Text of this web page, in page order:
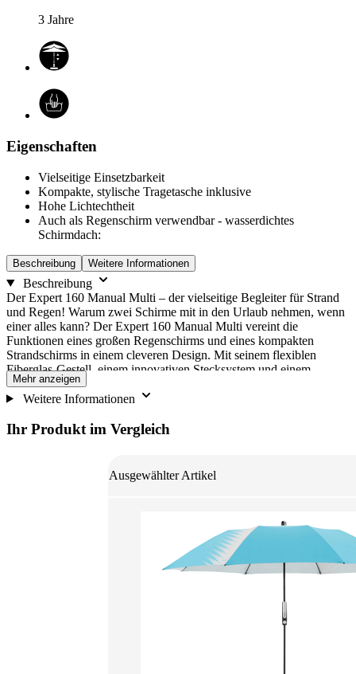
3 Jahre
Eigenschaften
Vielseitige Einsetzbarkeit
Kompakte, stylische Tragetasche inklusive
Hohe Lichtechtheit
Auch als Regenschirm verwendbar - wasserdichtes
Schirmdach:
Beschreibung Weitere Informationen
Beschreibung
Der Expert 160 Manual Multi – der vielseitige Begleiter für Strand
und Regen! Warum zwei Schirme mit in den Urlaub nehmen, wenn
einer alles kann? Der Expert 160 Manual Multi vereint die
Funktionen eines großen Regenschirms und eines kompakten
Strandschirms in einem cleveren Design. Mit seinem flexiblen
Fiberglas-Gestell, einem innovativen Stecksystem und einem
ergonomischen Handgriff bietet er perfekten Grip und eine einfache
Handhabung. Entfernt man das Stecksystem, wird der Strandschirm
jeden Strandurlaub und für unterwegs! Auch Wind kann den Tag
nicht vermiesen: Die stylische Tragetasche dient nicht nur zum
um als Beschwerer für zusätzliche Stabilität zu sorgen. a) Montage
über Rasendorn (Befestigung im Erdreich oder Sand) b) Montage
We need your consent to load the
Mehr anzeigen
Weitere Informationen
Ihr Produkt im Vergleich
Ausgewählter Artikel